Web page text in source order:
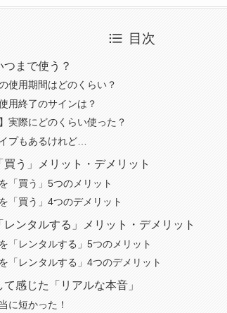
目次
まで使う？
使用期間はどのくらい？
用終了のサインは？
実際にどのくらい使った？
プもあるけれど…
う」メリット・デメリット
「買う」5つのメリット
「買う」4つのデメリット
ンタルする」メリット・デメリット
「レンタルする」5つのメリット
「レンタルする」4つのデメリット
感じた「リアルな本音」
に短かった！